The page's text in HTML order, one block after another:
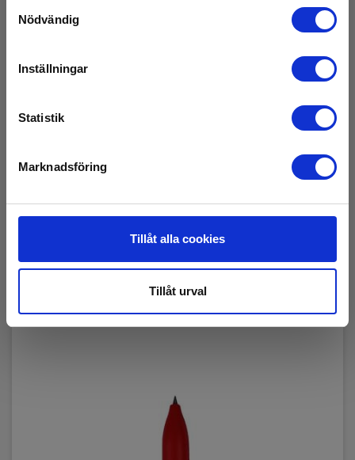
Nödvändig
Inställningar
Statistik
Marknadsföring
Tillåt alla cookies
Tillåt urval
Metrel A1602 HV-testledning, blå
735,00 SEK Exkl. moms
Lägg i korg